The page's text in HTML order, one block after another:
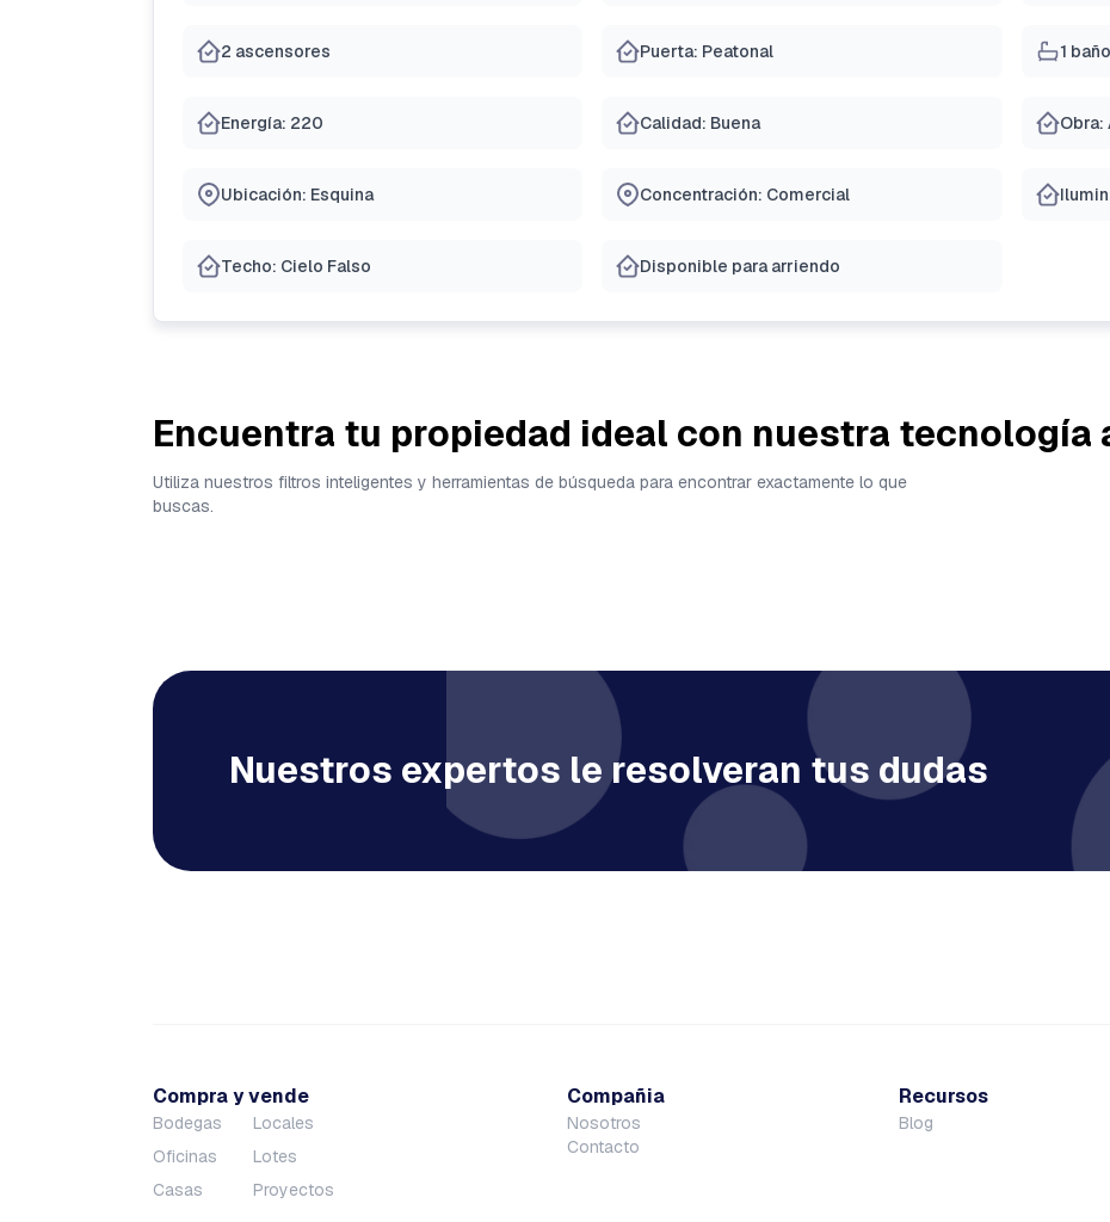
2 ascensores Puerta: Peatonal 1
Energía: 220 Calidad: Buena Obra:
Ubicación: Esquina Concentración: Comercial
Techo: Cielo Falso Disponible para arriendo
Encuentra tu propiedad ideal con nuestra tecnología
Utiliza nuestros filtros inteligentes y herramientas de búsqueda para encontrar exactamente lo que
buscas.
Nuestros expertos le resolveran tus dudas
Compra y vende
Bodegas
Locales
Oficinas
Lotes
Casas
Proyectos
Compañia
Nosotros
Contacto
Recursos
Blog